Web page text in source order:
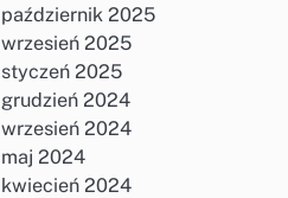
październik 2025
wrzesień 2025
styczeń 2025
grudzień 2024
wrzesień 2024
maj 2024
kwiecień 2024